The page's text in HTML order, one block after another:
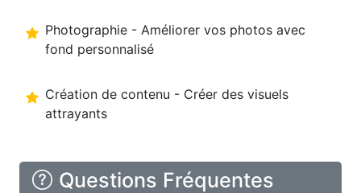
Photographie - Améliorer vos photos avec
fond personnalisé
Création de contenu - Créer des visuels
attrayants
Questions Fréquentes